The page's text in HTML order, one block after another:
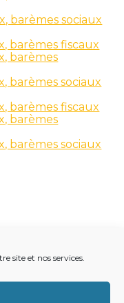
site et nos services.
barèmes sociaux
barèmes fiscaux
barèmes
barèmes sociaux
barèmes fiscaux
barèmes
barèmes sociaux
ACTUALITÉ